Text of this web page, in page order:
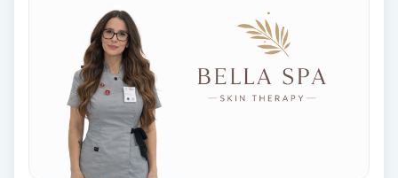
Diamantslipning
Enzympeeling
Extensions